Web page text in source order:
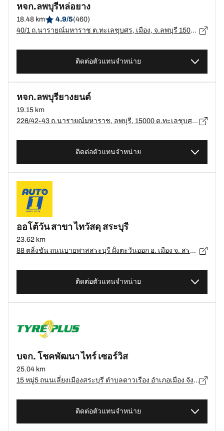
หจก.ลพบุรีหล่อยาง
18.48 km 4.9/5(460)
40/1 ถ.นารายณ์มหาราช ต.ทะเลชุบศร, เมือง, จ.ลพบุรี 15000, Thale Chup Son, Mueang, เมือง - 15000
ติดต่อตัวแทนจำหน่าย
หจก.ลพบุรียางยนต์
19.15 km
226/42-43 ถ.นารายณ์มหาราช, ลพบุรี, 15000 ต.ทะเลชุบศร, ลพบุรี - 15000
ติดต่อตัวแทนจำหน่าย
ออโต้วัน สาขา ไทวัสดุ สระบุรี
23.62 km
88 ตลิ่งชัน ถนนบายพาสสระบุรี ฝั่งตะวันออก อ. เมือง จ. สระบุรี 18000, สระบุรี - 18000
ติดต่อตัวแทนจำหน่าย
บจก. โชคพัฒนา ไทร์ เซอร์วิส
25.04 km
15 หมู่5 ถนนเลี่ยงเมืองสระบุรี ตำบลดาวเรือง อำเภอเมือง จังหวัดสระบุรี 18000, สระบุรี - 18000
ติดต่อตัวแทนจำหน่าย